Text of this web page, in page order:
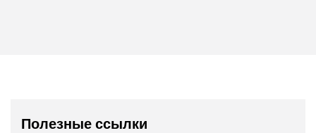
Полезные ссылки